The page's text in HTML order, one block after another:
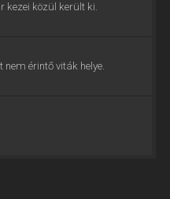
kezei közül került ki.
nem érintő viták helye.